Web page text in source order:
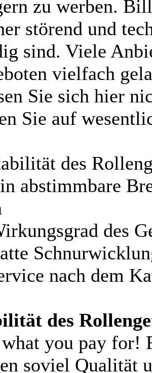
zu werben.
störend und
sind. Viele
vielfach
Sie sich hier
Sie auf
des
abstimmbare
des
nach dem
des
you pay for!
soviel Qualität